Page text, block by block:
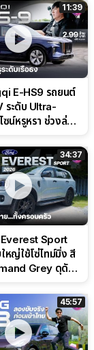
11:39
E-HS9 รถยนต์
ระดับ Ultra-
น์หรูหรา ช่วงล่าง
34:37
Sport
หญ่ใช้โซ่ไทม์มิ่ง สี
Grey ดุดัน
45:57